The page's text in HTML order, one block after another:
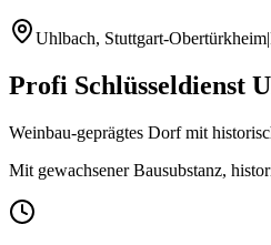
Uhlbach, Stuttgart-Obertürkheim|
Profi Schlüsseldienst
Weinbau-geprägtes Dorf mit
Mit gewachsener Bausubstanz,